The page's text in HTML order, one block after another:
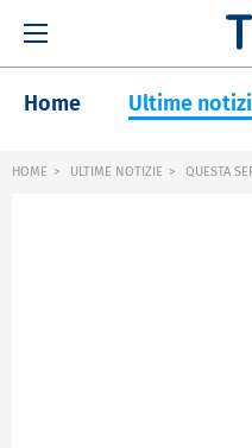
Home Ultime
HOME ULTIME NOTIZIE QUESTA